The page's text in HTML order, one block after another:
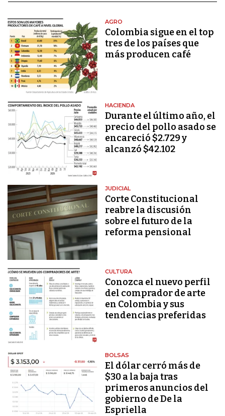
AGRO
Colombia sigue en el top
tres de los países que
más producen café
HACIENDA
Durante el último año, el
precio del pollo asado se
encareció $2.729 y
alcanzó $42.102
JUDICIAL
Corte Constitucional
reabre la discusión
sobre el futuro de la
reforma pensional
CULTURA
Conozca el nuevo perfil
del comprador de arte
en Colombia y sus
tendencias preferidas
BOLSAS
El dólar cerró más de
$30 a la baja tras
primeros anuncios del
gobierno de De la
Espriella